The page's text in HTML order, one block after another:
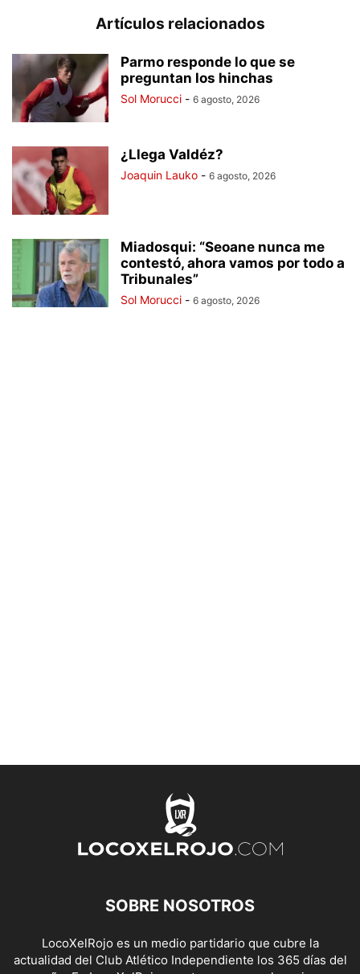
Artículos relacionados
Parmo responde lo que se
preguntan los hinchas
Sol Morucci - 6 agosto, 2026
¿Llega Valdéz?
Joaquin Lauko - 6 agosto, 2026
Miadosqui: “Seoane nunca me
contestó, ahora vamos por todo a
Tribunales”
Sol Morucci - 6 agosto, 2026
SOBRE NOSOTROS
LocoXelRojo es un medio partidario que cubre la
actualidad del Club Atlético Independiente los 365 días del